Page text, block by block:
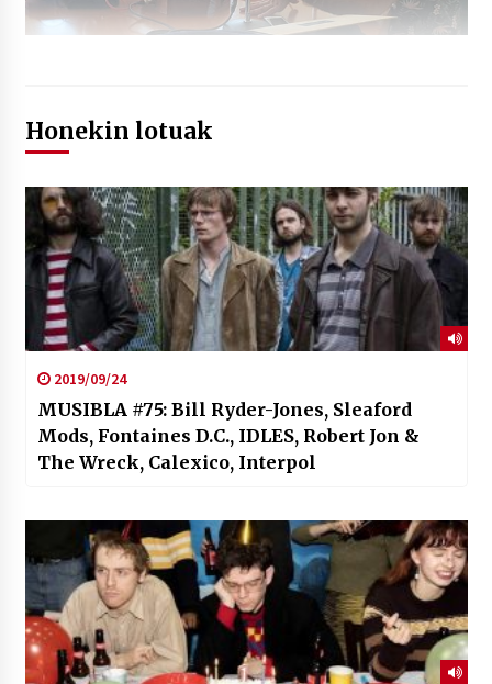
Honekin lotuak
2019/09/24
MUSIBLA #75: Bill Ryder-Jones, Sleaford
Mods, Fontaines D.C., IDLES, Robert Jon &
The Wreck, Calexico, Interpol